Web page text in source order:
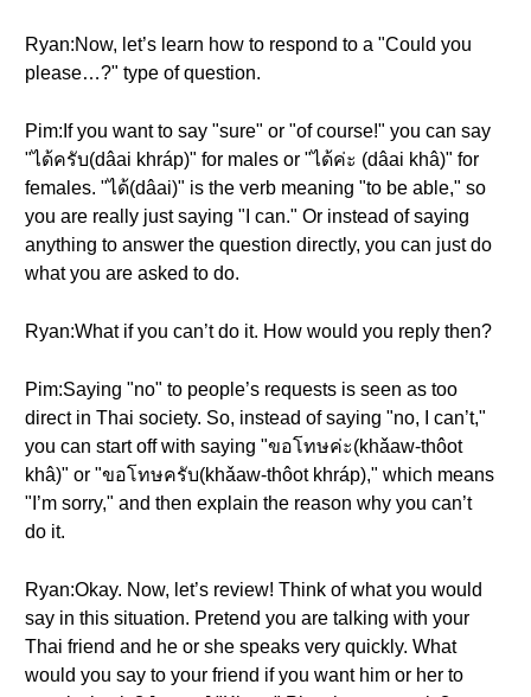
Ryan:Now, let’s learn how to respond to a "Could you
please…?" type of question.
Pim:If you want to say "sure" or "of course!" you can say
"ได้ครับ(dâai khráp)" for males or "ได้ค่ะ (dâai khâ)" for
females. "ได้(dâai)" is the verb meaning "to be able," so
you are really just saying "I can." Or instead of saying
anything to answer the question directly, you can just do
what you are asked to do.
Ryan:What if you can’t do it. How would you reply then?
Pim:Saying "no" to people’s requests is seen as too
direct in Thai society. So, instead of saying "no, I can’t,"
you can start off with saying "ขอโทษค่ะ(khǎaw-thôot
khâ)" or "ขอโทษครับ(khǎaw-thôot khráp)," which means
"I’m sorry," and then explain the reason why you can’t
do it.
Ryan:Okay. Now, let’s review! Think of what you would
say in this situation. Pretend you are talking with your
Thai friend and he or she speaks very quickly. What
would you say to your friend if you want him or her to